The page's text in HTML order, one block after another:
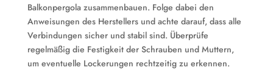
Balkonpergola zusammenbauen. Folge dabei den
Anweisungen des Herstellers und achte darauf, dass alle
Verbindungen sicher und stabil sind. Überprüfe
regelmäßig die Festigkeit der Schrauben und Muttern,
um eventuelle Lockerungen rechtzeitig zu erkennen.